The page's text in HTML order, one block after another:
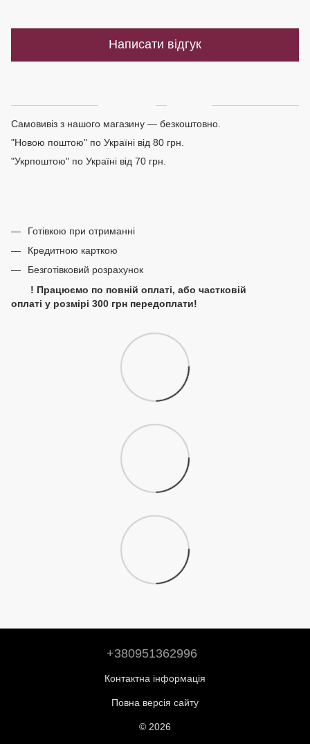
Написати відгук
Самовивіз з нашого магазину — безкоштовно.
"Новою поштою" по Україні від 80 грн.
"Укрпоштою" по Україні від 70 грн.
Готівкою при отриманні
Кредитною карткою
Безготівковий розрахунок
! Працюємо по повній оплаті, або частковій
оплаті у розмірі 300 грн передоплати!
+380951362996
Контактна інформація
Повна версія сайту
© 2026